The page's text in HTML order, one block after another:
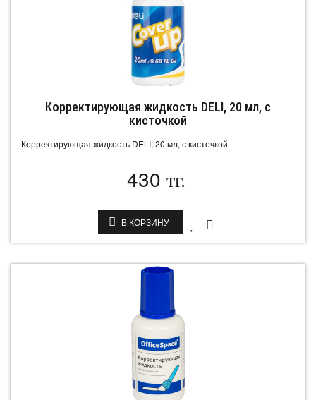
Корректирующая жидкость DELI, 20 мл, с
кисточкой
Корректирующая жидкость DELI, 20 мл, с кисточкой
430 тг.
В КОРЗИНУ